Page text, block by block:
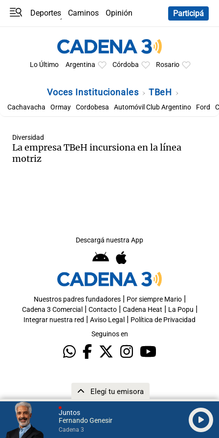
Juntos
Fernando Genesir
Cadena 3
Elegí tu emisora
Deportes Caminos
Opinión
Participá
Lo Último Argentina Córdoba Rosario
Voces Institucionales TBeH
Cachavacha Ormay Cordobesa Automóvil Club Argentino Ford
Diversidad
La empresa TBeH incursiona en la línea
motriz
Descargá nuestra App
Nuestros padres fundadores| Por siempre Mario|
Cadena 3 Comercial | Contacto| Cadena Heat | La Popu |
Integrar nuestra red | Aviso Legal | Política de Privacidad
Seguinos en